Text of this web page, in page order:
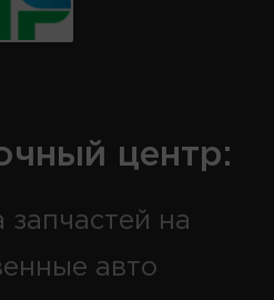
центр:
запчастей на
авто